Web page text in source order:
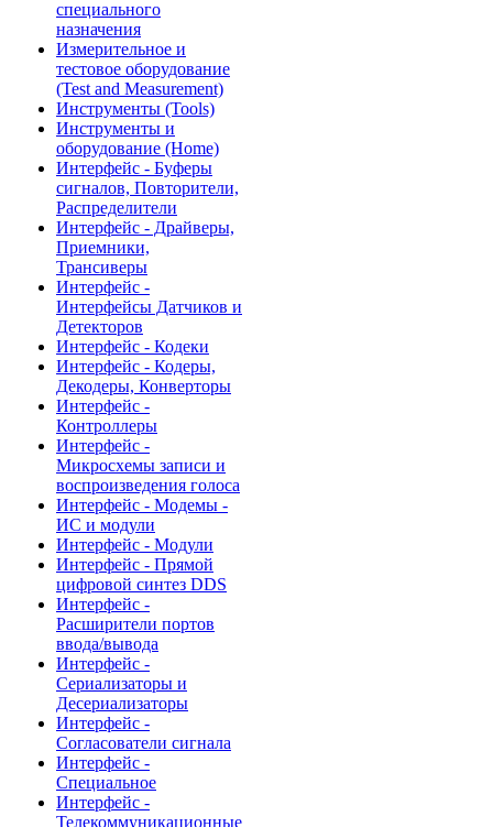
специального
назначения
Измерительное и
тестовое оборудование
(Test and Measurement)
Инструменты (Tools)
Инструменты и
оборудование (Home)
Интерфейс - Буферы
сигналов, Повторители,
Распределители
Интерфейс - Драйверы,
Приемники,
Трансиверы
Интерфейс -
Интерфейсы Датчиков и
Детекторов
Интерфейс - Кодеки
Интерфейс - Кодеры,
Декодеры, Конверторы
Интерфейс -
Контроллеры
Интерфейс -
Микросхемы записи и
воспроизведения голоса
Интерфейс - Модемы -
ИС и модули
Интерфейс - Модули
Интерфейс - Прямой
цифровой синтез DDS
Интерфейс -
Расширители портов
ввода/вывода
Интерфейс -
Сериализаторы и
Десериализаторы
Интерфейс -
Согласователи сигнала
Интерфейс -
Специальное
Интерфейс -
Телекоммуникационные